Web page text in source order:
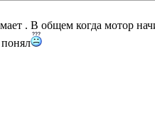
. В общем когда мотор